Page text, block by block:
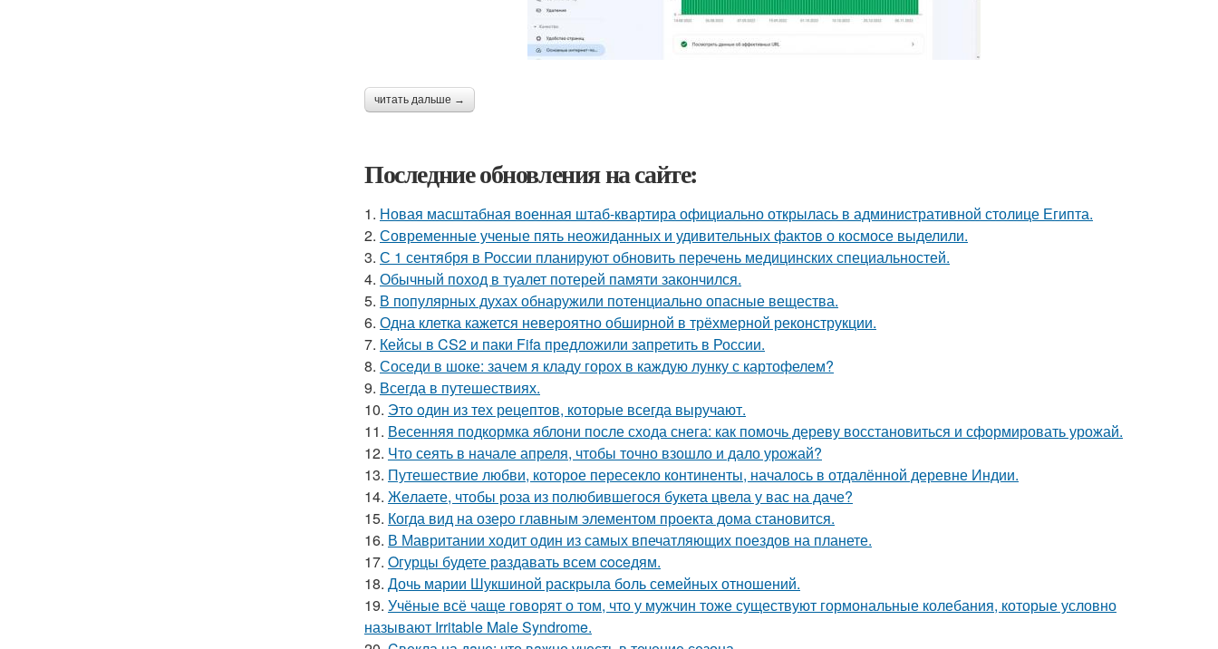
читать дальше →
Последние обновления на сайте:
1. Новая масштабная военная штаб-квартира официально открылась в административной столице Египта.
2. Современные ученые пять неожиданных и удивительных фактов о космосе выделили.
3. С 1 сентября в России планируют обновить перечень медицинских специальностей.
4. Обычный поход в туалет потерей памяти закончился.
5. В популярных духах обнаружили потенциально опасные вещества.
6. Одна клетка кажется невероятно обширной в трёхмерной реконструкции.
7. Кейсы в CS2 и паки Fifa предложили запретить в России.
8. Соседи в шоке: зачем я кладу горох в каждую лунку с картофелем?
9. Всегда в путешествиях.
10. Этo oдин из тех рецептов, которые всегда выручают.
11. Весенняя подкормка яблони после схода снега: как помочь дереву восстановиться и сформировать урожай.
12. Что сеять в начале апреля, чтобы точно взошло и дало урожай?
13. Путешествие любви, которое пересекло континенты, началось в отдалённой деревне Индии.
14. Жeлаете, чтобы роза из полюбившегося букета цвела у вас на даче?
15. Когда вид на озеро главным элементом проекта дома становится.
16. В Мавритании ходит один из самых впечатляющих поездов на планете.
17. Oгурцы будете рaздавать всем coceдям.
18. Дочь марии Шукшиной раскрыла боль семейных отношений.
19. Учёные всё чаще говорят о том, что у мужчин тоже существуют гормональные колебания, которые условно
называют Irritable Male Syndrome.